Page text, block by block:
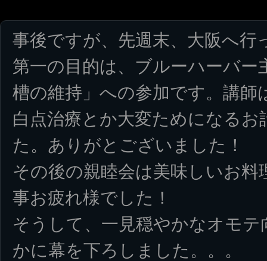
事後ですが、先週末、大阪へ行
第一の目的は、ブルーハーバー
槽の維持」への参加です。講師
白点治療とか大変ためになる
た。ありがとございました！
その後の親睦会は美味しいお料
事お疲れ様でした！
そうして、一見穏やかなオモ
かに幕を下ろしました。。。